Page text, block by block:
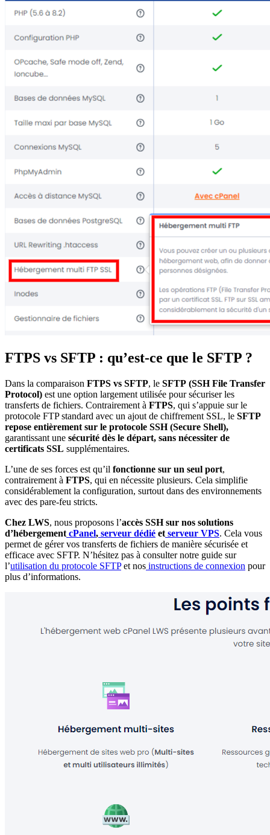
FTPS vs SFTP : qu’est-ce que le SFTP ?
Dans la comparaison FTPS vs SFTP, le SFTP (SSH File Transfer
Protocol) est une option largement utilisée pour sécuriser les
transferts de fichiers. Contrairement à FTPS, qui s’appuie sur le
protocole FTP standard avec un ajout de chiffrement SSL, le SFTP
repose entièrement sur le protocole SSH (Secure Shell),
garantissant une sécurité dès le départ, sans nécessiter de
certificats SSL supplémentaires.
L’une de ses forces est qu’il fonctionne sur un seul port,
contrairement à FTPS, qui en nécessite plusieurs. Cela simplifie
considérablement la configuration, surtout dans des environnements
avec des pare-feu stricts.
Chez LWS, nous proposons l’accès SSH sur nos solutions
d’hébergement cPanel, serveur dédié et serveur VPS. Cela vous
permet de gérer vos transferts de fichiers de manière sécurisée et
efficace avec SFTP. N’hésitez pas à consulter notre guide sur
l’utilisation du protocole SFTPet nos instructions de connexion pour
plus d’informations.